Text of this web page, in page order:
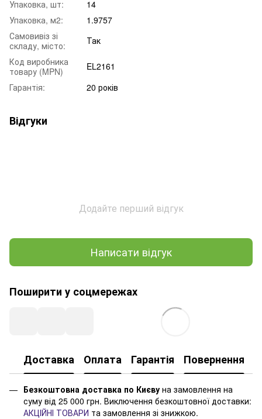
Упаковка, шт:
14
Упаковка, м2:
1.9757
Самовивіз зі
складу, місто:
Так
Код виробника
товару (MPN)
EL2161
Гарантія:
20 років
Відгуки
Додайте перший відгук
Написати відгук
Поширити у соцмережах
Доставка Оплата Гарантія Повернення
Безкоштовна доставка по Києву на замовлення на
суму від 25 000 грн. Виключення безкоштовної доставки:
АКЦІЙНІ ТОВАРИ та замовлення зі знижкою.